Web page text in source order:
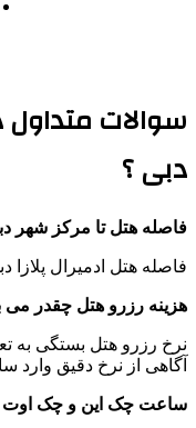
سوالات متداول
دبی ؟
فاصله هتل تا مرکز شهر
فاصله هتل ادمیرال پلازا دبی تا
هزینه رزرو هتل چقدر می
نرخ رزرو هتل بستگی به
آگاهی از نرخ دقیق وارد
ساعت چک این و چک اوت